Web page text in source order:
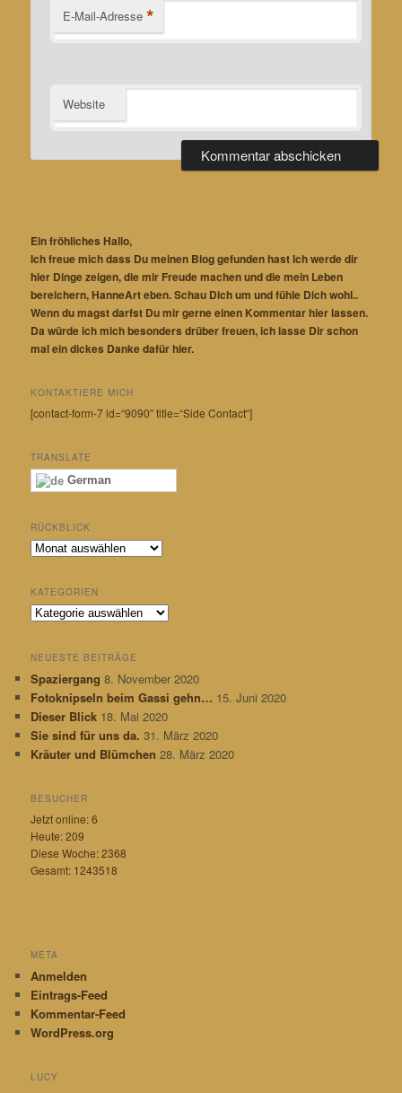
E-Mail-Adresse *
Website
Ein fröhliches Hallo,
Ich freue mich dass Du meinen Blog gefunden hast Ich werde dir
hier Dinge zeigen, die mir Freude machen und die mein Leben
bereichern, HanneArt eben. Schau Dich um und fühle Dich wohl..
Wenn du magst darfst Du mir gerne einen Kommentar hier lassen.
Da würde ich mich besonders drüber freuen, ich lasse Dir schon
mal ein dickes Danke dafür hier.
KONTAKTIERE MICH
[contact-form-7 id=“9090″ title=“Side Contact“]
TRANSLATE
German
RÜCKBLICK
R
k
b
k
KATEGORIEN
K
e
g
o
r
i
e
NEUESTE BEITRÄGE
Spaziergang 8. November 2020
Fotoknipseln beim Gassi gehn… 15. Juni 2020
Dieser Blick 18. Mai 2020
Sie sind für uns da. 31. März 2020
Kräuter und Blümchen 28. März 2020
BESUCHER
Jetzt online: 6
Heute: 209
Diese Woche: 2368
Gesamt: 1243518
META
Anmelden
Eintrags-Feed
Kommentar-Feed
WordPress.org
LUCY